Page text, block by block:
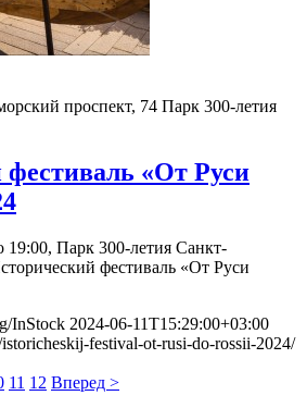
проспект, 74 Парк 300-летия
«От Руси
19:00, Парк 300-летия Санкт-
фестиваль «От Руси
InStock 2024-06-11T15:29:00+03:00
festival-ot-rusi-do-rossii-2024/
11 12 Вперед >